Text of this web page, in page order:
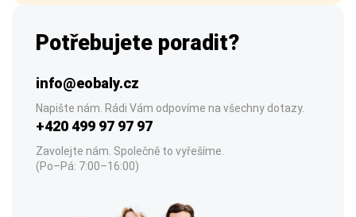
Potřebujete poradit?
info@eobaly.cz
Napište nám. Rádi Vám odpovíme na všechny dotazy.
+420 499 97 97 97
Zavolejte nám. Společně to vyřešíme.
(Po–Pá: 7:00–16:00)